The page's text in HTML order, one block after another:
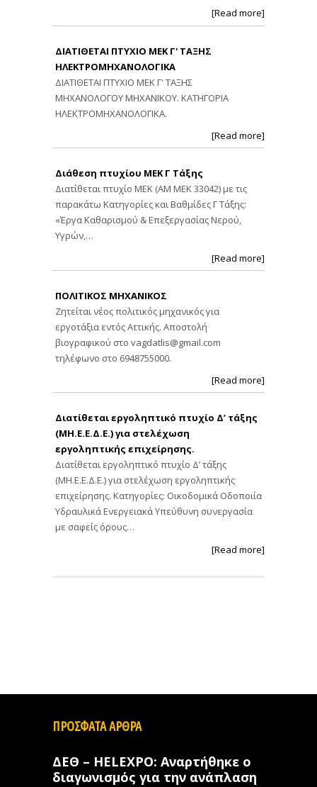
[Read more]
ΔΙΑΤΙΘΕΤΑΙ ΠΤΥΧΙΟ ΜΕΚ Γ' ΤΑΞΗΣ
ΗΛΕΚΤΡΟΜΗΧΑΝΟΛΟΓΙΚΑ
ΔΙΑΤΙΘΕΤΑΙ ΠΤΥΧΙΟ ΜΕΚ Γ' ΤΑΞΗΣ
ΜΗΧΑΝΟΛΟΓΟΥ ΜΗΧΑΝΙΚΟΥ. ΚΑΤΗΓΟΡΙΑ
ΗΛΕΚΤΡΟΜΗΧΑΝΟΛΟΓΙΚΑ.
[Read more]
Διάθεση πτυχίου ΜΕΚ Γ Τάξης
Διατίθεται πτυχίο ΜΕΚ (ΑΜ ΜΕΚ 33042) με τις
παρακάτω Κατηγορίες και Βαθμίδες Γ Τάξης:
«Έργα Καθαρισμού & Επεξεργασίας Νερού,
Υγρών,…
[Read more]
ΠΟΛΙΤΙΚΟΣ ΜΗΧΑΝΙΚΟΣ
Ζητείται νέος πολιτικός μηχανικός για
εργοτάξια εντός Αττικής. Αποστολή
βιογραφικού στο vagdatlis@gmail.com
τηλέφωνο στο 6948755000.
[Read more]
Διατίθεται εργοληπτικό πτυχίο Δ’ τάξης
(ΜΗ.Ε.Ε.Δ.Ε.) για στελέχωση
εργοληπτικής επιχείρησης.
Διατίθεται εργοληπτικό πτυχίο Δ’ τάξης
(ΜΗ.Ε.Ε.Δ.Ε.) για στελέχωση εργοληπτικής
επιχείρησης. Κατηγορίες: Οικοδομικά Οδοποιία
Υδραυλικά Ενεργειακά Υπεύθυνη συνεργασία
με σαφείς όρους…
[Read more]
ΠΡΟΣΦΑΤΑ ΑΡΘΡΑ
ΔΕΘ – HELEXPO: Αναρτήθηκε ο
διαγωνισμός για την ανάπλαση